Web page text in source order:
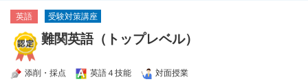
英語 受験対策講座
難関英語（トップレベル）
添削・採点 英語４技能 対面授業